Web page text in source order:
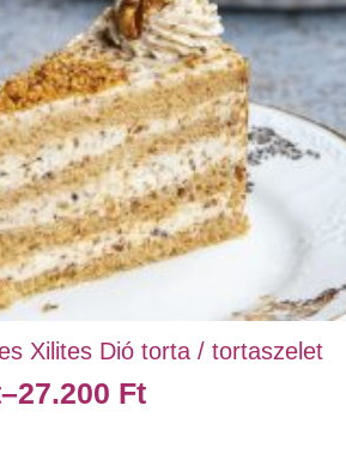
Xilites Dió torta / tortaszelet
–27.200 Ft